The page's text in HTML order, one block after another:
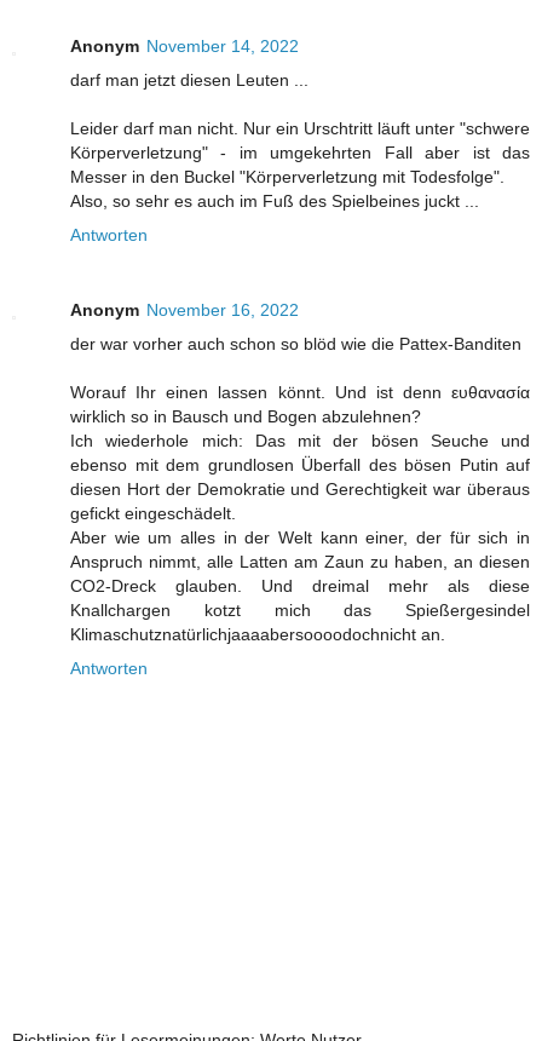
Anonym November 14, 2022
darf man jetzt diesen Leuten ...
Leider darf man nicht. Nur ein Urschtritt läuft unter "schwere
Körperverletzung" - im umgekehrten Fall aber ist das
Messer in den Buckel "Körperverletzung mit Todesfolge".
Also, so sehr es auch im Fuß des Spielbeines juckt ...
Antworten
Anonym November 16, 2022
der war vorher auch schon so blöd wie die Pattex-Banditen
Worauf Ihr einen lassen könnt. Und ist denn ευθανασία
wirklich so in Bausch und Bogen abzulehnen?
Ich wiederhole mich: Das mit der bösen Seuche und
ebenso mit dem grundlosen Überfall des bösen Putin auf
diesen Hort der Demokratie und Gerechtigkeit war überaus
gefickt eingeschädelt.
Aber wie um alles in der Welt kann einer, der für sich in
Anspruch nimmt, alle Latten am Zaun zu haben, an diesen
CO2-Dreck glauben. Und dreimal mehr als diese
Knallchargen kotzt mich das Spießergesindel
Klimaschutznatürlichjaaaabersoooodochnicht an.
Antworten